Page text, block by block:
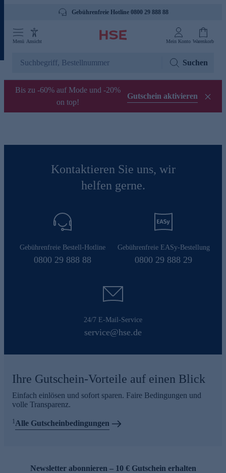
Gebührenfreie Hotline 0800 29 888 88
Menü Ansicht Mein Konto Warenkorb
Suchen
Bis zu -60% auf Mode und -20%
on top!
Gutschein aktivieren
Kontaktieren Sie uns, wir
helfen gerne.
Gebührenfreie Bestell-Hotline
0800 29 888 88
Gebührenfreie EASy-Bestellung
0800 29 888 29
24/7 E-Mail-Service
service@hse.de
Ihre Gutschein-Vorteile auf einen Blick
Einfach einlösen und sofort sparen. Faire Bedingungen und
volle Transparenz.
1Alle Gutscheinbedingungen
Newsletter abonnieren – 10 € Gutschein erhalten